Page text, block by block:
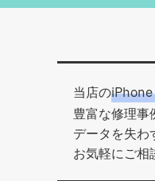
当店の
豊富な修理事
データを失わ
お気軽にご相